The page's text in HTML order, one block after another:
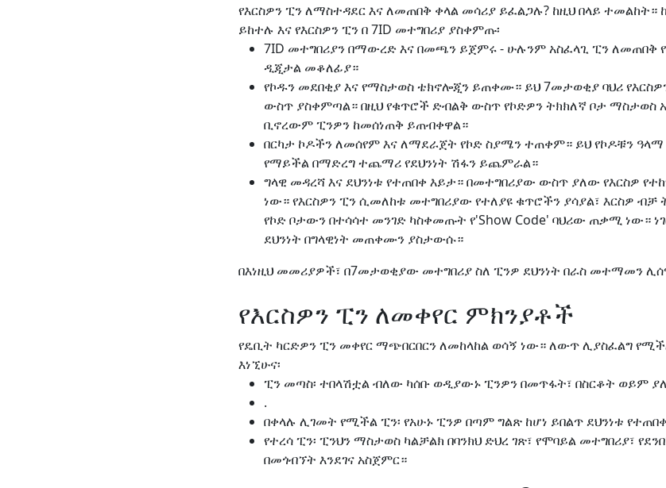
የእርስዎን ፒን ለማስተዳደር እና ለመጠበቅ ቀላል መሳሪያ ይፈልጋሉ? ከዚህ በላይ ተመልከት።
ይከተሉ እና የእርስዎን ፒን በ 7ID መተግበሪያ ያስቀምጡ፡
7ID መተግበሪያን በማውረድ እና በመጫን ይጀምሩ - ሁሉንም አስፈላጊ ፒን ለመጠበቅ
ዲጂታል መቆለፊያ።
የኮዱን መደበቂያ እና የማስታወስ ቴክኖሎጂን ይጠቀሙ። ይህ 7መታወቂያ ባህሪ
ውስጥ ያስቀምጣል። በዚህ የቁጥሮች ድብልቅ ውስጥ የኮድዎን ትክክለኛ ቦታ ማስታወስ
ቢኖረውም ፒንዎን ከመሰነጠቅ ይጠብቀዋል።
በርካታ ኮዶችን ለመሰየም እና ለማደራጀት የኮድ ስያሜን ተጠቀም። ይህ የኮዶቹን
የማይችል በማድረግ ተጨማሪ የደህንነት ሽፋን ይጨምራል።
ግላዊ መዳረሻ እና ደህንነቱ የተጠበቀ እይታ። በመተግበሪያው ውስጥ ያለው የእርስዎ
ነው። የእርስዎን ፒን ሲመለከቱ መተግበሪያው የተለያዩ ቁጥሮችን ያሳያል፣ እርስዎ
የኮድ ቦታውን በተሳሳተ መንገድ ካስቀመጡት የ'Show Code' ባህሪው ጠቃሚ ነው።
ደህንነት በግላዊነት መጠቀሙን ያስታውሱ።
በእነዚህ መመሪያዎች፣ በ7መታወቂያው መተግበሪያ ስለ ፒንዎ ደህንነት በራስ መተማመን
የእርስዎን ፒን ለመቀየር ምክንያቶች
የዴቢት ካርድዎን ፒን መቀየር ማጭበርበርን ለመከላከል ወሳኝ ነው። ለውጥ ሊያስፈልግ
እነኚሁና፡
ፒን መጣስ፡ ተበላሽቷል ብለው ካሰቡ ወዲያውኑ ፒንዎን በመጥፋት፣ በስርቆት ወይም
.
በቀላሉ ሊገመት የሚችል ፒን፡ የአሁኑ ፒንዎ በጣም ግልጽ ከሆነ ይበልጥ ደህንነቱ
የተረሳ ፒን፡ ፒንህን ማስታወስ ካልቻልክ በባንክህ ድህረ ገጽ፣ የሞባይል መተግበሪያ፣
በመጎብኘት እንደገና አስጀምር።